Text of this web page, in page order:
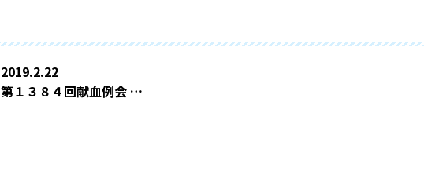
2019.2.22
第１３８４回献血例会 …